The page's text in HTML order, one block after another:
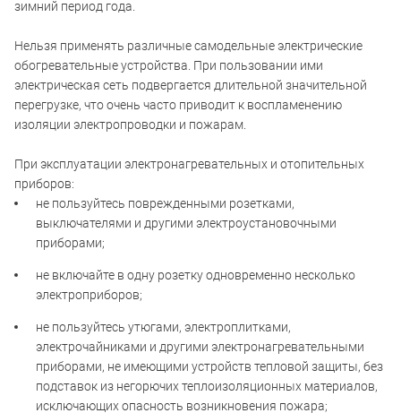
зимний период года.
Нельзя применять различные самодельные электрические
обогревательные устройства. При пользовании ими
электрическая сеть подвергается длительной значительной
перегрузке, что очень часто приводит к воспламенению
изоляции электропроводки и пожарам.
При эксплуатации электронагревательных и отопительных
приборов:
не пользуйтесь поврежденными розетками,
выключателями и другими электроустановочными
приборами;
не включайте в одну розетку одновременно несколько
электроприборов;
не пользуйтесь утюгами, электроплитками,
электрочайниками и другими электронагревательными
приборами, не имеющими устройств тепловой защиты, без
подставок из негорючих теплоизоляционных материалов,
исключающих опасность возникновения пожара;